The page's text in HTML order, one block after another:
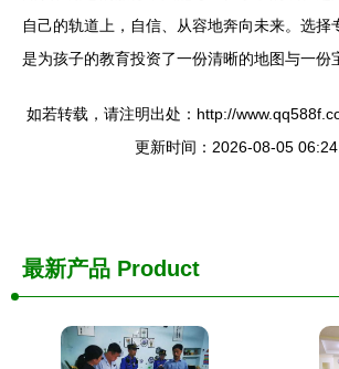
自己的轨道上，自信、从容地奔向未来。选择
是为孩子的教育投资了一份清晰的地图与一份
如若转载，请注明出处：http://
更新时间：2026-08-05
最新产品 Product